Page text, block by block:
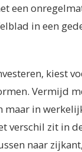
een
in een
kiest
Vermijd
maar in
verschil zit in
naar